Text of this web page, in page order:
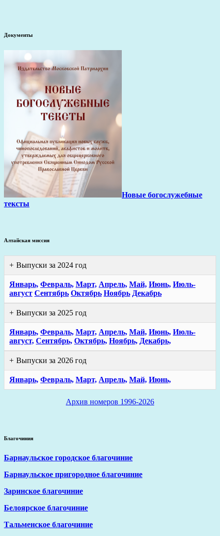
Документы
Новые богослужебные
тексты
Алтайская миссия
Выпуски за 2024 год
Январь, Февраль, Март, Апрель, Май, Июнь, Июль-
август Сентябрь Октябрь Ноябрь Декабрь
Выпуски за 2025 год
Январь, Февраль, Март, Апрель, Май, Июнь, Июль-
август, Сентябрь, Октябрь, Ноябрь, Декабрь,
Выпуски за 2026 год
Январь, Февраль, Март, Апрель, Май, Июнь,
Архив номеров 1996-2026
Благочиния
Барнаульское городское благочиние
Барнаульское пригородное благочиние
Заринское благочиние
Белоярское благочиние
Тальменское благочиние